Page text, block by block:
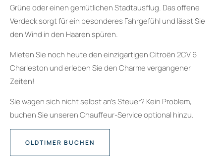
Grüne oder einen gemütlichen Stadtausflug. Das offene
Verdeck sorgt für ein besonderes Fahrgefühl und lässt Sie
den Wind in den Haaren spüren.
Mieten Sie noch heute den einzigartigen Citroën 2CV 6
Charleston und erleben Sie den Charme vergangener
Zeiten!
Sie wagen sich nicht selbst an’s Steuer? Kein Problem,
buchen Sie unseren Chauffeur-Service optional hinzu.
OLDTIMER BUCHEN